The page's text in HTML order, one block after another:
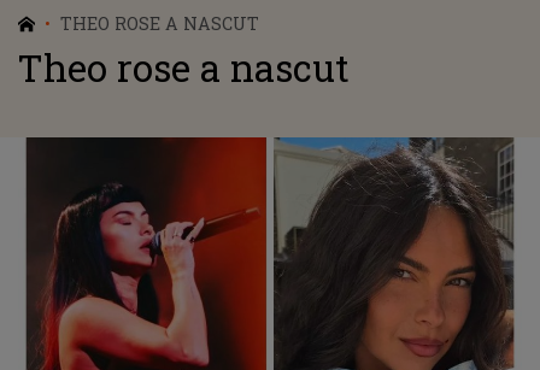
THEO ROSE A NASCUT
Theo rose a nascut